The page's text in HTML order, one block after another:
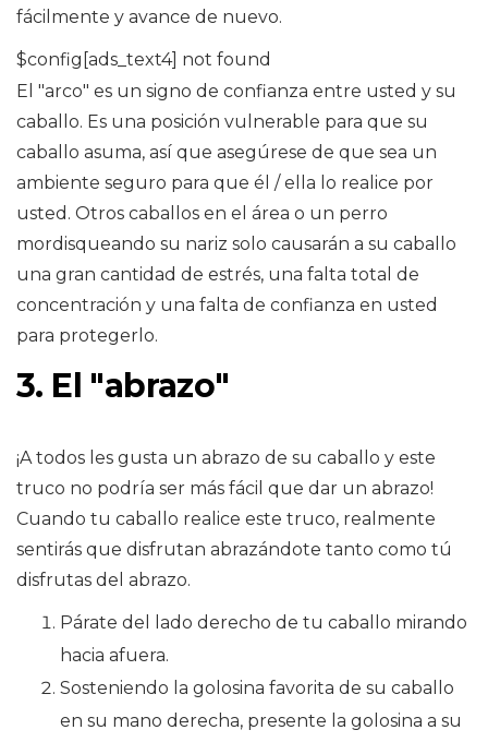
fácilmente y avance de nuevo.
$config[ads_text4] not found
El "arco" es un signo de confianza entre usted y su
caballo. Es una posición vulnerable para que su
caballo asuma, así que asegúrese de que sea un
ambiente seguro para que él / ella lo realice por
usted. Otros caballos en el área o un perro
mordisqueando su nariz solo causarán a su caballo
una gran cantidad de estrés, una falta total de
concentración y una falta de confianza en usted
para protegerlo.
3. El "abrazo"
¡A todos les gusta un abrazo de su caballo y este
truco no podría ser más fácil que dar un abrazo!
Cuando tu caballo realice este truco, realmente
sentirás que disfrutan abrazándote tanto como tú
disfrutas del abrazo.
Párate del lado derecho de tu caballo mirando
hacia afuera.
Sosteniendo la golosina favorita de su caballo
en su mano derecha, presente la golosina a su